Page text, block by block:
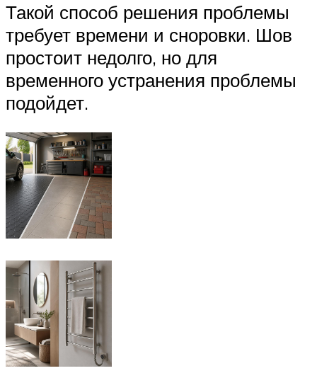
Такой способ решения проблемы
требует времени и сноровки. Шов
простоит недолго, но для
временного устранения проблемы
подойдет.